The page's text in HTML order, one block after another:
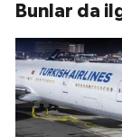
Bunlar da